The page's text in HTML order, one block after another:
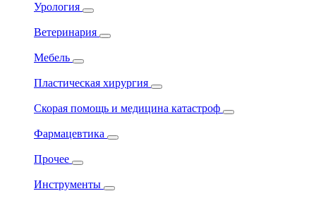
Урология
Ветеринария
Мебель
Пластическая хирургия
Скорая помощь и медицина катастроф
Фармацевтика
Прочее
Инструменты